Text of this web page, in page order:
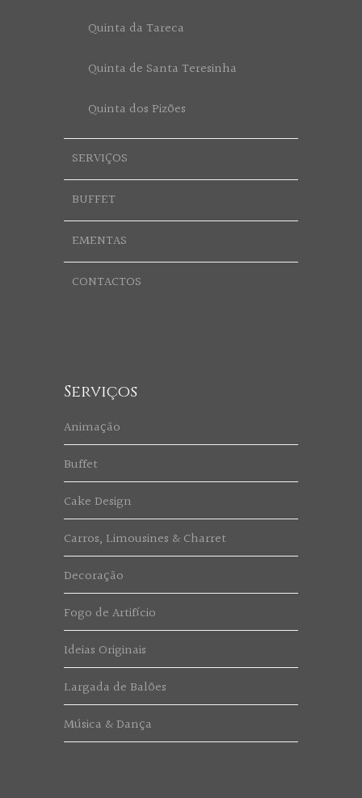
Quinta da Tareca
Quinta de Santa Teresinha
Quinta dos Pizões
SERVIÇOS
BUFFET
EMENTAS
CONTACTOS
Serviços
Animação
Buffet
Cake Design
Carros, Limousines & Charret
Decoração
Fogo de Artifício
Ideias Originais
Largada de Balões
Música & Dança